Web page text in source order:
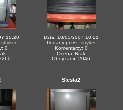
10:20
stryker
0
Data: 18/05/2007 10:21
Dodany przez: stryker
Komentarzy: 0
Ocena: Brak
Obejrzano: 2046
Siesta2